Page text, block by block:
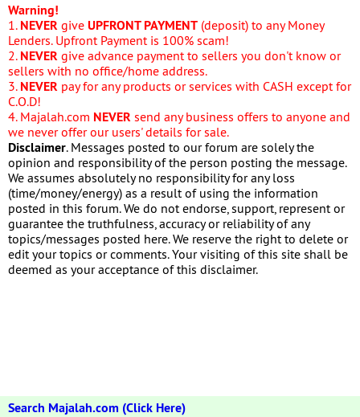
Warning!
1. NEVER give UPFRONT PAYMENT (deposit) to any Money
Lenders. Upfront Payment is 100% scam!
2. NEVER give advance payment to sellers you don't know or
sellers with no office/home address.
3. NEVER pay for any products or services with CASH except for
C.O.D!
4. Majalah.com NEVER send any business offers to anyone and
we never offer our users' details for sale.
Disclaimer. Messages posted to our forum are solely the
opinion and responsibility of the person posting the message.
We assumes absolutely no responsibility for any loss
(time/money/energy) as a result of using the information
posted in this forum. We do not endorse, support, represent or
guarantee the truthfulness, accuracy or reliability of any
topics/messages posted here. We reserve the right to delete or
edit your topics or comments. Your visiting of this site shall be
deemed as your acceptance of this disclaimer.
Search Majalah.com (Click Here)